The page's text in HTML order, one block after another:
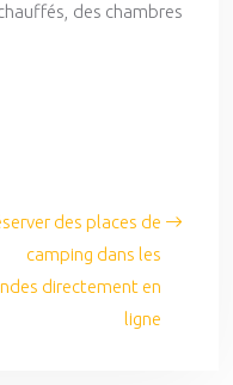
des chambres
des places de
camping dans les
directement en
ligne